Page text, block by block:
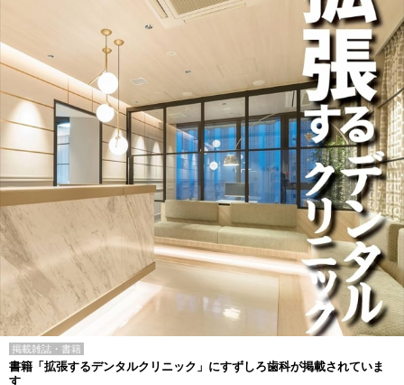
掲載雑誌・書籍
書籍「拡張するデンタルクリニック」にすずしろ歯科が掲載されていま
す